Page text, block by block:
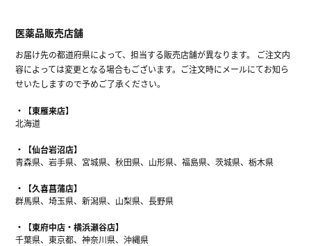
医薬品販売店舗
お届け先の都道府県によって、担当する販売店舗が異なります。 ご注文内
容によっては変更となる場合もございます。ご注文時にメールにてお知ら
せいたしますので予めご了承ください。
【東雁来店】
北海道
【仙台岩沼店】
青森県、岩手県、宮城県、秋田県、山形県、福島県、茨城県、栃木県
【久喜菖蒲店】
群馬県、埼玉県、新潟県、山梨県、長野県
【東府中店・横浜瀬谷店】
千葉県、東京都、神奈川県、沖縄県